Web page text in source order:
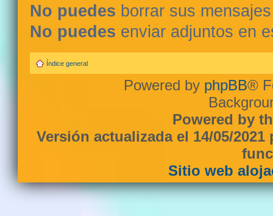
No puedes borrar sus
No puedes enviar adjuntos en
Índice general
Powered by phpBB®
Powered by
Versión actualizada el 14/05/
Sitio web